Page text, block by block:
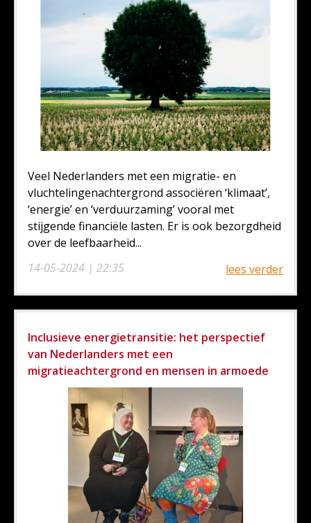
14-05-2024 | 22:35
Veel Nederlanders met een migratie- en
vluchtelingenachtergrond associëren ‘klimaat’,
‘energie’ en ‘verduurzaming’ vooral met
stijgende financiële lasten. Er is ook bezorgdheid
over de leefbaarheid...
lees verder
Inclusieve energietransitie: het perspectief
van Nederlanders met een
migratieachtergrond en mensen in armoede